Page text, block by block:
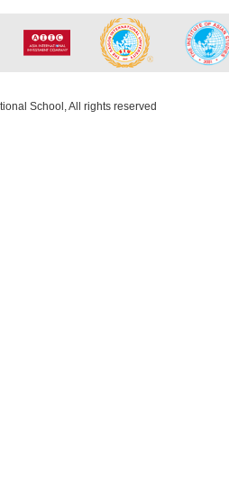
School, All rights reserved